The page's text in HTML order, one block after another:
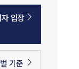
입장
기준